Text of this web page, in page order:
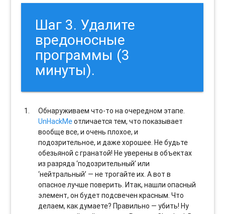
Шаг 3. Удалите
вредоносные
программы (3
минуты).
Обнаруживаем что-то на очередном этапе.
UnHackMeотличается тем, что показывает
вообще все, и очень плохое, и
подозрительное, и даже хорошее. Не будьте
обезьяной с гранатой! Не уверены в объектах
из разряда ‘подозрительный’ или
‘нейтральный’ — не трогайте их. А вот в
опасное лучше поверить. Итак, нашли опасный
элемент, он будет подсвечен красным. Что
делаем, как думаете? Правильно — убить! Ну